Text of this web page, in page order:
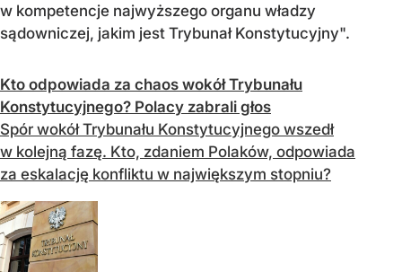
w kompetencje najwyższego organu władzy
sądowniczej, jakim jest Trybunał Konstytucyjny".
Kto odpowiada za chaos wokół Trybunału
Konstytucyjnego? Polacy zabrali głos
Spór wokół Trybunału Konstytucyjnego wszedł
w kolejną fazę. Kto, zdaniem Polaków, odpowiada
za eskalację konfliktu w największym stopniu?